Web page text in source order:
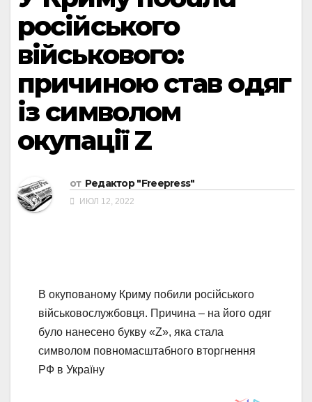
російського
військового:
причиною став одяг
із символом
окупації Z
от Редактор "Freepress"
ИЮЛ 12, 2022
В окупованому Криму побили російського
військовослужбовця. Причина – на його одяг
було нанесено букву «Z», яка стала
символом повномасштабного вторгнення
РФ в Україну